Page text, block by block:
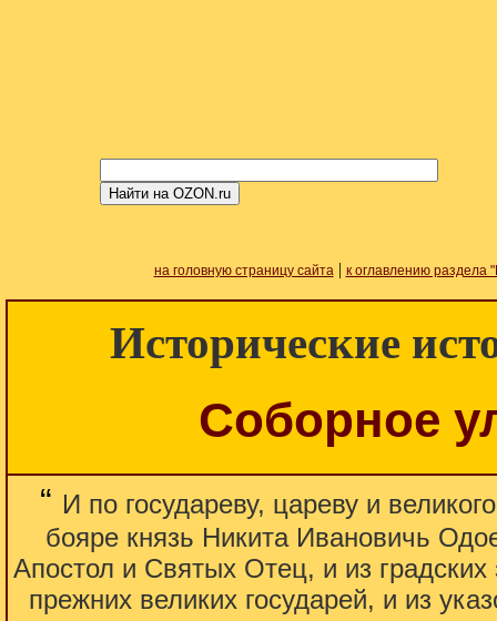
на головную страницу сайта | к оглавлению раздела
Исторические
Соборное
“ И по государеву, цареву и
бояре князь Никита Ивановичь
Апостол и Святых Отец, и из градских
прежних великих государей, и из